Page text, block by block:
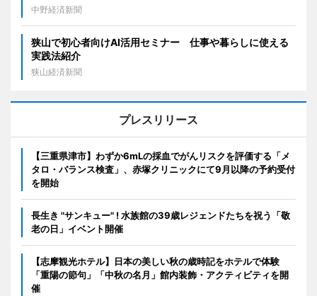
中野経済新聞
狭山で初心者向けAI活用セミナー 仕事や暮らしに使える
実践法紹介
狭山経済新聞
プレスリリース
【三重県津市】わずか6mLの採血でがんリスクを評価する「メ
タロ・バランス検査」、赤塚クリニックにて9月以降の予約受付
を開始
長生き "サンキュー" ! 水族館の39歳レジェンドたちを祝う「敬
老の日」イベント開催
【志摩観光ホテル】日本の美しい秋の歳時記をホテルで体験
「重陽の節句」「中秋の名月」館内装飾・アクティビティを開
催